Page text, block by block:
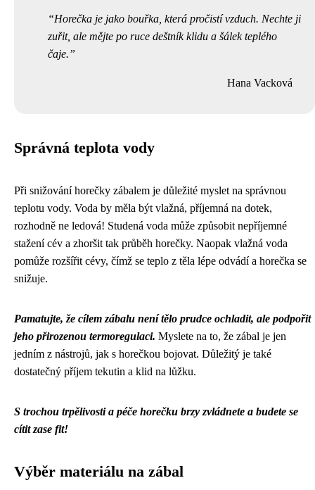
Horečka je jako bouřka, která pročistí vzduch. Nechte ji
zuřit, ale mějte po ruce deštník klidu a šálek teplého
čaje.
Hana Vacková
Správná teplota vody
Při snižování horečky zábalem je důležité myslet na správnou
teplotu vody. Voda by měla být vlažná, příjemná na dotek,
rozhodně ne ledová! Studená voda může způsobit nepříjemné
stažení cév a zhoršit tak průběh horečky. Naopak vlažná voda
pomůže rozšířit cévy, čímž se teplo z těla lépe odvádí a horečka se
snižuje.
Pamatujte, že cílem zábalu není tělo prudce ochladit, ale podpořit
jeho přirozenou termoregulaci. Myslete na to, že zábal je jen
jedním z nástrojů, jak s horečkou bojovat. Důležitý je také
dostatečný příjem tekutin a klid na lůžku.
S trochou trpělivosti a péče horečku brzy zvládnete a budete se
cítit zase fit!
Výběr materiálu na zábal